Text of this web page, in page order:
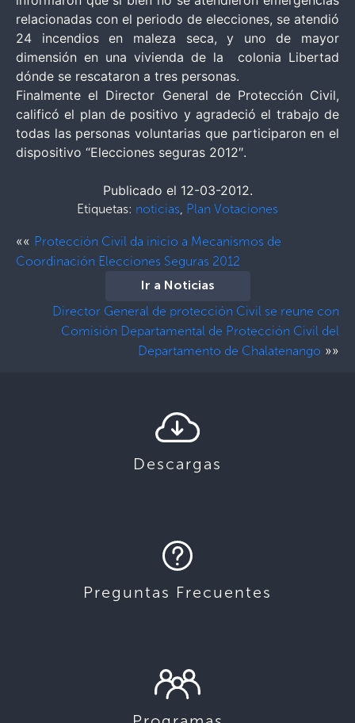
relacionadas con el periodo de elecciones, se atendió
24 incendios en maleza seca, y uno de mayor
dimensión en una vivienda de la colonia Libertad
dónde se rescataron a tres personas.
Finalmente el Director General de Protección Civil,
calificó el plan de positivo y agradeció el trabajo de
todas las personas voluntarias que participaron en el
dispositivo “Elecciones seguras 2012″.
Publicado el 12-03-2012.
Etiquetas: noticias, Plan Votaciones
«« Protección Civil da inicio a Mecanismos de
Coordinación Elecciones Seguras 2012
Ir a Noticias
Director General de protección Civil se reune con
Comisión Departamental de Protección Civil del
Departamento de Chalatenango »»
Descargas
Preguntas Frecuentes